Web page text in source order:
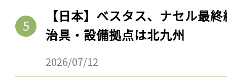
【日本】ベスタス、ナセル最
治具・設備拠点は北九州
2026/07/12